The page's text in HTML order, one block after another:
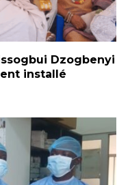
Dzogbenyi
installé